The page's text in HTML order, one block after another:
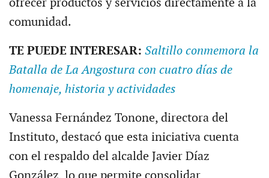
ofrecer productos y servicios directamente a la
comunidad.
TE PUEDE INTERESAR: Saltillo conmemora la
Batalla de La Angostura con cuatro días de
homenaje, historia y actividades
Vanessa Fernández Tonone, directora del
Instituto, destacó que esta iniciativa cuenta
con el respaldo del alcalde Javier Díaz